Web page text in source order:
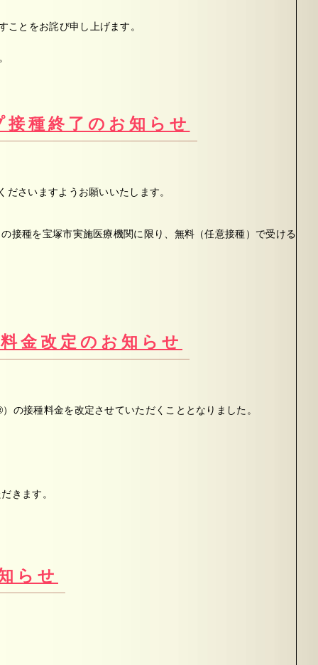
とをお詫び申し上げます。
種終了のお知らせ
さいますようお願いいたします。
接種を宝塚市実施医療機関に限り、無料（任意接種）で受ける
金改定のお知らせ
の接種料金を改定させていただくこととなりました。
きます。
らせ